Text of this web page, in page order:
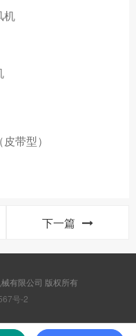
机
带型）
下一篇
有限公司 版权所有
号-2